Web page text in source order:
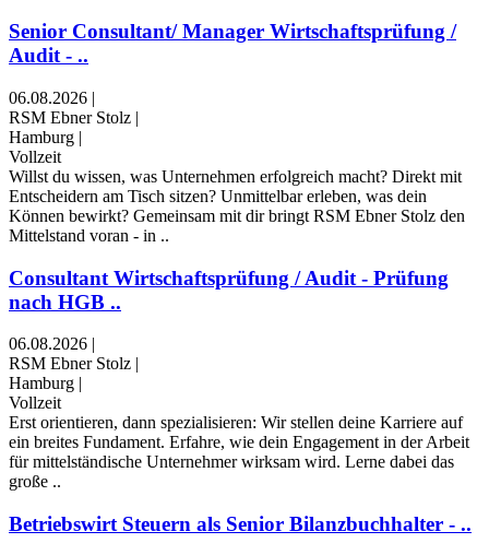
Senior Consultant/ Manager Wirtschaftsprüfung /
Audit - ..
06.08.2026 |
RSM Ebner Stolz |
Hamburg |
Vollzeit
Willst du wissen, was Unternehmen erfolgreich macht? Direkt mit
Entscheidern am Tisch sitzen? Unmittelbar erleben, was dein
Können bewirkt? Gemeinsam mit dir bringt RSM Ebner Stolz den
Mittelstand voran - in ..
Consultant Wirtschaftsprüfung / Audit - Prüfung
nach HGB ..
06.08.2026 |
RSM Ebner Stolz |
Hamburg |
Vollzeit
Erst orientieren, dann spezialisieren: Wir stellen deine Karriere auf
ein breites Fundament. Erfahre, wie dein Engagement in der Arbeit
für mittelständische Unternehmer wirksam wird. Lerne dabei das
große ..
Betriebswirt Steuern als Senior Bilanzbuchhalter - ..